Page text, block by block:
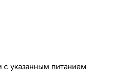
с указанным питанием